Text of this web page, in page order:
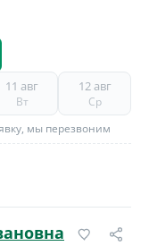
11 авг
Вт
12 авг
Ср
мы перезвоним